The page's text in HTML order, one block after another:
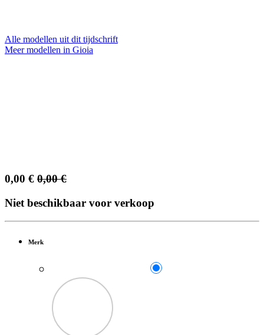
Alle modellen uit dit tijdschrift
Meer modellen in Gioia
0,00 € 0,00€
Niet beschikbaar voor verkoop
Merk